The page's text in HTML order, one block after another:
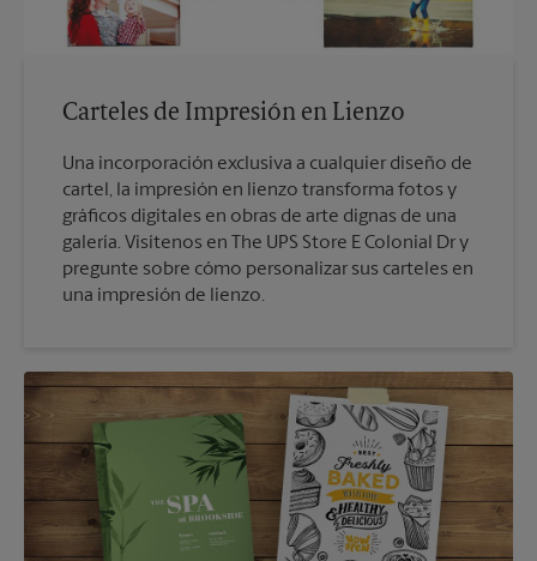
Carteles de Impresión en Lienzo
Una incorporación exclusiva a cualquier diseño de
cartel, la impresión en lienzo transforma fotos y
gráficos digitales en obras de arte dignas de una
galería. Visítenos en The UPS Store E Colonial Dr y
pregunte sobre cómo personalizar sus carteles en
una impresión de lienzo.